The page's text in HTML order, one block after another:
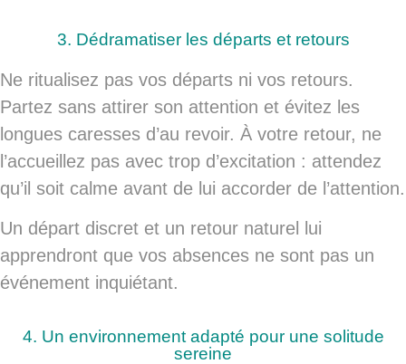
3. Dédramatiser les départs et retours
Ne ritualisez pas vos départs ni vos retours.
Partez sans attirer son attention et évitez les
longues caresses d’au revoir. À votre retour, ne
l’accueillez pas avec trop d’excitation : attendez
qu’il soit calme avant de lui accorder de l’attention.
Un départ discret et un retour naturel lui
apprendront que vos absences ne sont pas un
événement inquiétant.
4. Un environnement adapté pour une solitude
sereine